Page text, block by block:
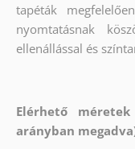
tapéták
nyomtatásnak
ellenállással és
Elérhető méretek
arányban